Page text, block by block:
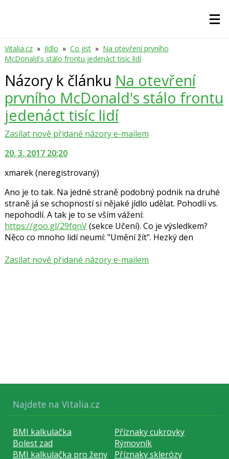
Vitalia.cz » Jídlo » Co jíst » Na otevření prvního
McDonald's stálo frontu jedenáct tisíc lidí
Názory k článku Na otevření
prvního McDonald's stálo frontu
jedenáct tisíc lidí
Zasílat nově přidané názory e-mailem
20. 3. 2017 20:20
xmarek(neregistrovaný)
Ano je to tak. Na jedné straně podobný podnik na druhé
straně já se schopností si nějaké jídlo udělat. Pohodlí vs.
nepohodlí. A tak je to se vším vážení:
https://goo.gl/29fqnV(sekce Učení). Co je výsledkem?
Něco co mnoho lidí neumí: "Umění žít". Hezký den
Zasílat nově přidané názory e-mailem
Najdete na Vitalia.cz
BMI kalkulačka
Příznaky cukrovky
Bolest zad
Rýmovník
BMI kalkulačka pro ženy
Příznaky sklerózy